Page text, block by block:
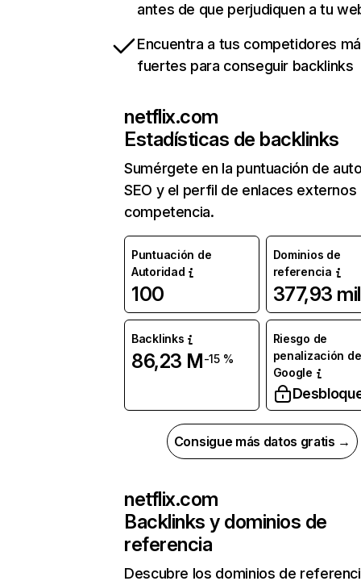
antes de que perjudiquen a tu
Encuentra a tus competidores
fuertes para conseguir backlinks
netflix.com
Estadísticas de backlinks
Sumérgete en la puntuación de
SEO y el perfil de enlaces externos
competencia.
Puntuación de
Autoridad
100
Dominios de
referencia
377,93 mil
Backlinks
86,23 M-15 %
Riesgo de
penalización de
Google
Consigue más datos gratis →
netflix.com
Backlinks y dominios de
referencia
Descubre los dominios de